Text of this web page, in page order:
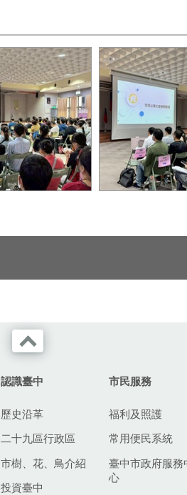
認識臺中
歷史沿革
二十九區行政區
市樹、花、鳥介紹
投資臺中
市民服務
福利及照護
常用便民系統
臺中市政府服務
心